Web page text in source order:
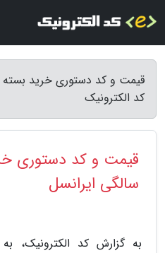
کد الکترونیک
سالگی ایرانسل
به گزارش کد الکترونیک،